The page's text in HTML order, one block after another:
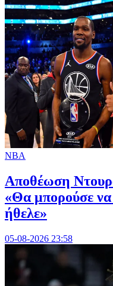
NBA
Αποθέωση
«Θα μπορούσε να
ήθελε»
05-08-2026 23:58